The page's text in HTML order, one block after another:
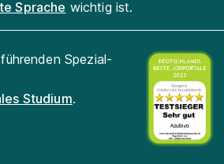
Sprache wichtig ist.
Spezial-
Studium.